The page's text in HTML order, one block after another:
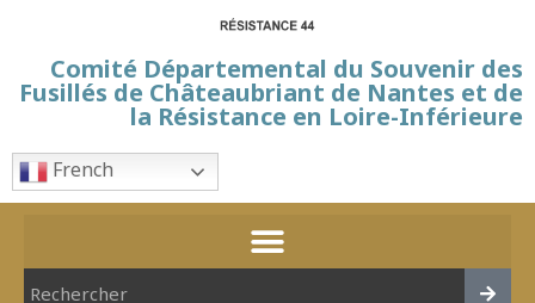
Comité Départemental du Souvenir des
Fusillés de Châteaubriant de Nantes et de
la Résistance en Loire-Inférieure
French